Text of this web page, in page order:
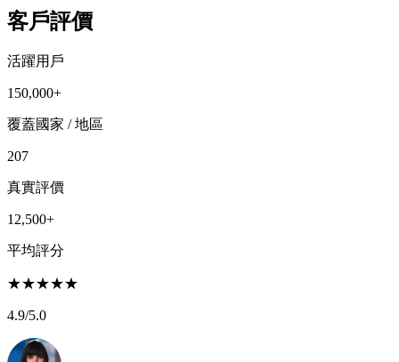
客戶評價
活躍用戶
150,000+
覆蓋國家 / 地區
207
真實評價
12,500+
平均評分
★★★★★
4.9/5.0